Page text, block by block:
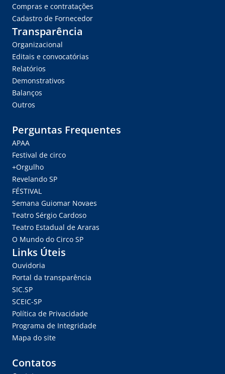
Compras e contratações
Cadastro de Fornecedor
Transparência
Organizacional
Editais e convocatórias
Relatórios
Demonstrativos
Balanços
Outros
Perguntas Frequentes
APAA
Festival de circo
+Orgulho
Revelando SP
FÉSTIVAL
Semana Guiomar Novaes
Teatro Sérgio Cardoso
Teatro Estadual de Araras
O Mundo do Circo SP
Links Úteis
Ouvidoria
Portal da transparência
SIC.SP
SCEIC-SP
Política de Privacidade
Programa de Integridade
Mapa do site
Contatos